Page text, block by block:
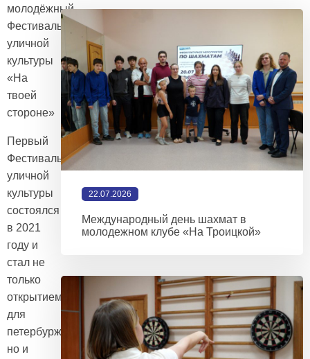
молодёжный
Фестиваль
уличной
культуры
«На
твоей
стороне»
Первый
Фестиваль
уличной
культуры
состоялся
в 2021
году и
стал не
только
открытием
для
петербуржцев,
но и
22.07.2026
Международный день шахмат в
молодежном клубе «На Троицкой»